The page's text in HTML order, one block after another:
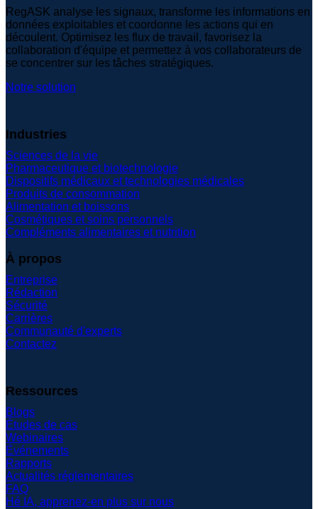
RegASK analyse les signaux, transforme les informations en
données exploitables et coordonne les actions qui en
découlent. Optimisez les flux de travail, favorisez la
collaboration d'équipe et permettez à vos collaborateurs de
se concentrer sur les tâches stratégiques.
Notre solution
Industries
Sciences de la vie
Pharmaceutique et biotechnologie
Dispositifs médicaux et technologies médicales
Produits de consommation
Alimentation et boissons
Cosmétiques et soins personnels
Compléments alimentaires et nutrition
À propos
Entreprise
Rédaction
Sécurité
Carrières
Communauté d'experts
Contactez
Ressources
Blogs
Études de cas
Webinaires
Événements
Rapports
Actualités réglementaires
FAQ
Hé IA, apprenez-en plus sur nous